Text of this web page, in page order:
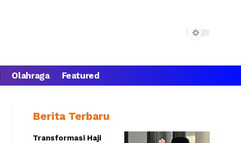
Olahraga Featured
Berita Terbaru
Transformasi Haji